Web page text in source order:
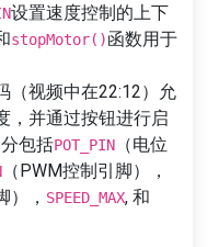
设置速度控制的上下
stopMotor()函数用于
（视频中在22:12）允
，并通过按钮进行启
包括POT_PIN （电位
（PWM控制引脚），
）， SPEED_MAX, 和